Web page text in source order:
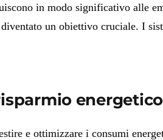
in modo significativo alle
un obiettivo cruciale. I
energetico
e ottimizzare i consumi